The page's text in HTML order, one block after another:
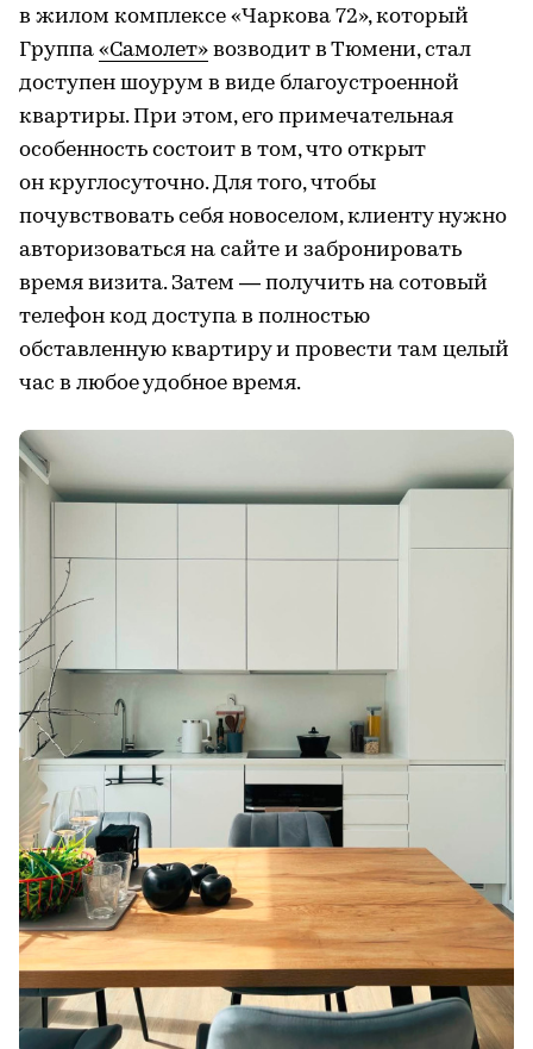
в жилом комплексе «Чаркова 72», который
Группа «Самолет» возводит в Тюмени, стал
доступен шоурум в виде благоустроенной
квартиры. При этом, его примечательная
особенность состоит в том, что открыт
он круглосуточно. Для того, чтобы
почувствовать себя новоселом, клиенту нужно
авторизоваться на сайте и забронировать
время визита. Затем — получить на сотовый
телефон код доступа в полностью
обставленную квартиру и провести там целый
час в любое удобное время.